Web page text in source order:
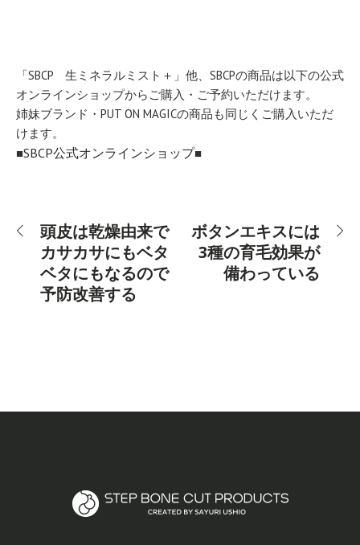
「SBCP 生ミネラルミスト＋」他、SBCPの商品は以下の公式
オンラインショップからご購入・ご予約いただけます。
姉妹ブランド・PUT ON MAGICの商品も同じくご購入いただ
けます。
■SBCP公式オンラインショップ■
頭皮は乾燥由来で
カサカサにもベタ
ベタにもなるので
予防改善する
ボタンエキスには
3種の育毛効果が
備わっている